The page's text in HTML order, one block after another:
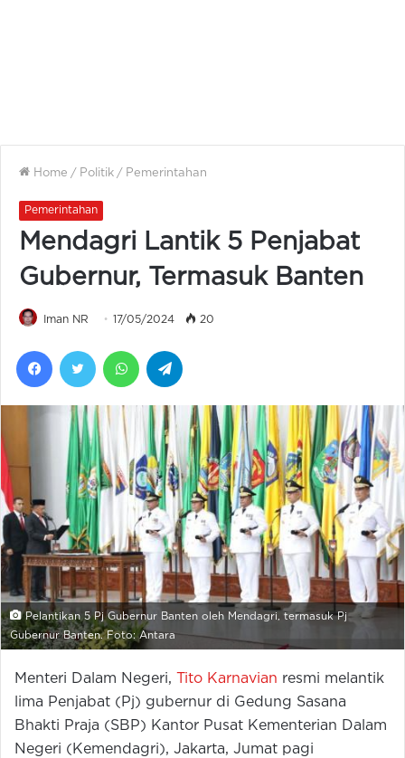
Home / Politik / Pemerintahan
Pemerintahan
Mendagri Lantik 5 Penjabat
Gubernur, Termasuk Banten
Iman NR 17/05/2024 20
FacebookTwitter WhatsApp
Pelantikan 5 Pj Gubernur Banten oleh Mendagri, termasuk Pj
Gubernur Banten. Foto: Antara
Menteri Dalam Negeri, Tito Karnavian resmi melantik
lima Penjabat (Pj) gubernur di Gedung Sasana
Bhakti Praja (SBP) Kantor Pusat Kementerian Dalam
Negeri (Kemendagri), Jakarta, Jumat pagi